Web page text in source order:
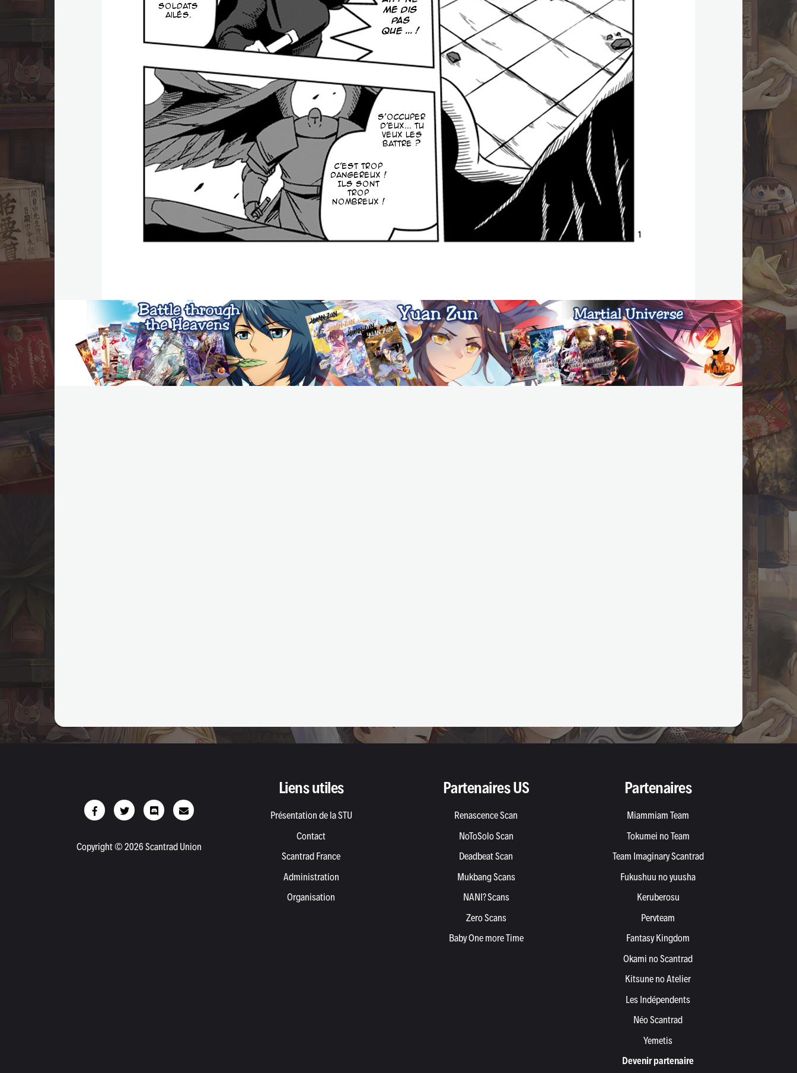
Copyright © 2026 Scantrad Union
Liens utiles
Présentation de la STU
Contact
Scantrad France
Administration
Organisation
Partenaires US
Renascence Scan
NoToSolo Scan
Deadbeat Scan
Mukbang Scans
NANI? Scans
Zero Scans
Baby One more Time
Partenaires
Miammiam Team
Tokumei no Team
Team Imaginary Scantrad
Fukushuu no yuusha
Keruberosu
Pervteam
Fantasy Kingdom
Okami no Scantrad
Kitsune no Atelier
Les Indépendents
Néo Scantrad
Yemetis
Devenir partenaire